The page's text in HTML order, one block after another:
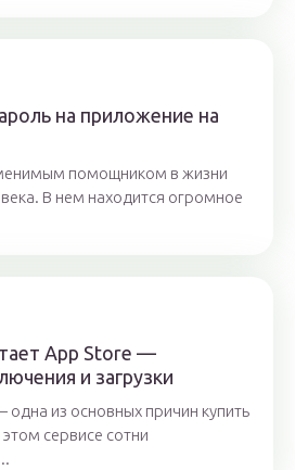
на приложение на
помощником в жизни
В нем находится огромное
App Store —
и загрузки
из основных причин купить
сервисе сотни